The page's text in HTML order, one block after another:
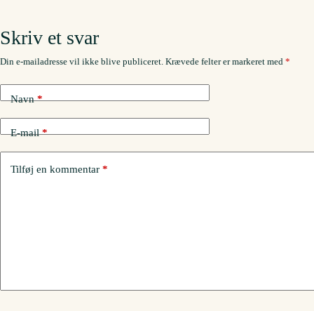
Skriv et svar
Din e-mailadresse vil ikke blive publiceret. Krævede felter er markeret med *
Navn*
E-mail*
Tilføj en kommentar *